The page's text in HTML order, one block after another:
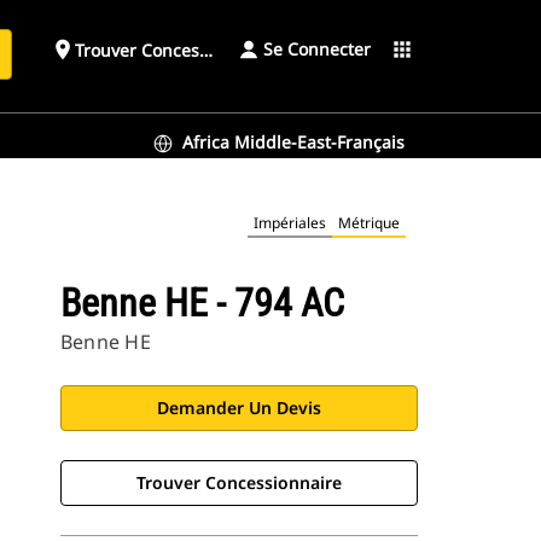
place Trouver ConcessionnaireSe Connecter apps
Africa Middle-East-Français
Impériales Métrique
Benne HE - 794 AC
Benne HE
Demander Un Devis
Trouver Concessionnaire